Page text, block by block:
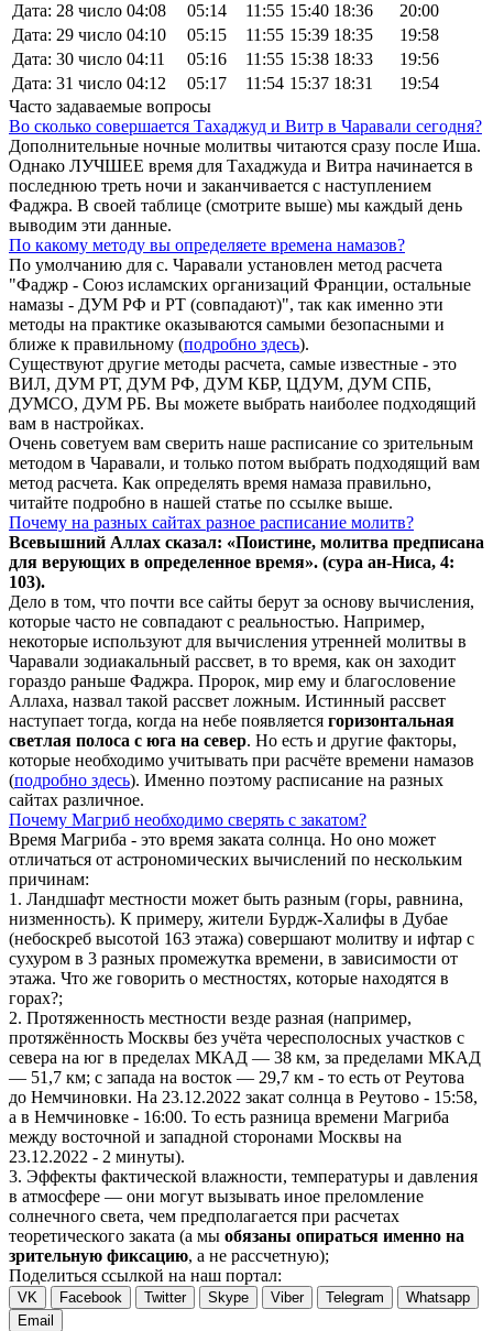
Дата: 28 число 04:08 05:14 11:55 15:40 18:36
20:00
Дата: 29 число 04:10 05:15 11:55 15:39 18:35
19:58
Дата: 30 число 04:11 05:16 11:55 15:38 18:33
19:56
Дата: 31 число 04:12 05:17 11:54 15:37 18:31
19:54
Часто задаваемые вопросы
Во сколько совершается Тахаджуд и Витр в Чаравали сегодня?
Дополнительные ночные молитвы читаются сразу после Иша.
Однако ЛУЧШЕЕ время для Тахаджуда и Витра начинается в
последнюю треть ночи и заканчивается с наступлением
Фаджра. В своей таблице (смотрите выше) мы каждый день
выводим эти данные.
По какому методу вы определяете времена намазов?
По умолчанию для с. Чаравали установлен метод расчета
"Фаджр - Союз исламских организаций Франции, остальные
намазы - ДУМ РФ и РТ (совпадают)", так как именно эти
методы на практике оказываются самыми безопасными и
ближе к правильному (подробно здесь).
Существуют другие методы расчета, самые известные - это
ВИЛ, ДУМ РТ, ДУМ РФ, ДУМ КБР, ЦДУМ, ДУМ СПБ,
ДУМСО, ДУМ РБ. Вы можете выбрать наиболее подходящий
вам в настройках.
Очень советуем вам сверить наше расписание со зрительным
методом в Чаравали, и только потом выбрать подходящий вам
метод расчета. Как определять время намаза правильно,
читайте подробно в нашей статье по ссылке выше.
Почему на разных сайтах разное расписание молитв?
Всевышний Аллах сказал: «Поистине, молитва предписана
для верующих в определенное время». (сура ан-Ниса, 4:
103).
Дело в том, что почти все сайты берут за основу вычисления,
которые часто не совпадают с реальностью. Например,
некоторые используют для вычисления утренней молитвы в
Чаравали зодиакальный рассвет, в то время, как он заходит
гораздо раньше Фаджра. Пророк, мир ему и благословение
Аллаха, назвал такой рассвет ложным. Истинный рассвет
наступает тогда, когда на небе появляется горизонтальная
светлая полоса с юга на север. Но есть и другие факторы,
которые необходимо учитывать при расчёте времени намазов
(подробно здесь). Именно поэтому расписание на разных
сайтах различное.
Почему Магриб необходимо сверять с закатом?
Время Магриба - это время заката солнца. Но оно может
отличаться от астрономических вычислений по нескольким
причинам:
1. Ландшафт местности может быть разным (горы, равнина,
низменность). К примеру, жители Бурдж-Халифы в Дубае
(небоскреб высотой 163 этажа) совершают молитву и ифтар с
сухуром в 3 разных промежутка времени, в зависимости от
этажа. Что же говорить о местностях, которые находятся в
горах?;
2. Протяженность местности везде разная (например,
протяжённость Москвы без учёта чересполосных участков с
севера на юг в пределах МКАД — 38 км, за пределами МКАД
— 51,7 км; с запада на восток — 29,7 км - то есть от Реутова
до Немчиновки. На 23.12.2022 закат солнца в Реутово - 15:58,
а в Немчиновке - 16:00. То есть разница времени Магриба
между восточной и западной сторонами Москвы на
23.12.2022 - 2 минуты).
3. Эффекты фактической влажности, температуры и давления
в атмосфере — они могут вызывать иное преломление
солнечного света, чем предполагается при расчетах
теоретического заката (а мы обязаны опираться именно на
зрительную фиксацию, а не рассчетную);
Поделиться ссылкой на наш портал:
VK Facebook Twitter Skype Viber Telegram
Whatsapp
Email